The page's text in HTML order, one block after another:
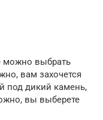
можно выбрать
вам захочется
под дикий камень,
вы выберете